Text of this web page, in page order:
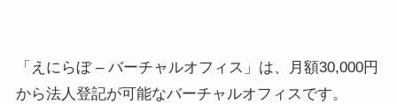
「えにらぼ – バーチャルオフィス」は、月額30,000円
から法人登記が可能なバーチャルオフィスです。